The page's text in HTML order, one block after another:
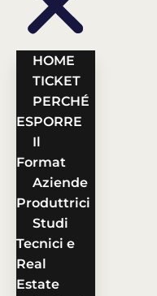
HOME
TICKET
PERCHÉ
ESPORRE
Il
Format
Aziende
Produttrici
Studi
Tecnici e
Real
Estate